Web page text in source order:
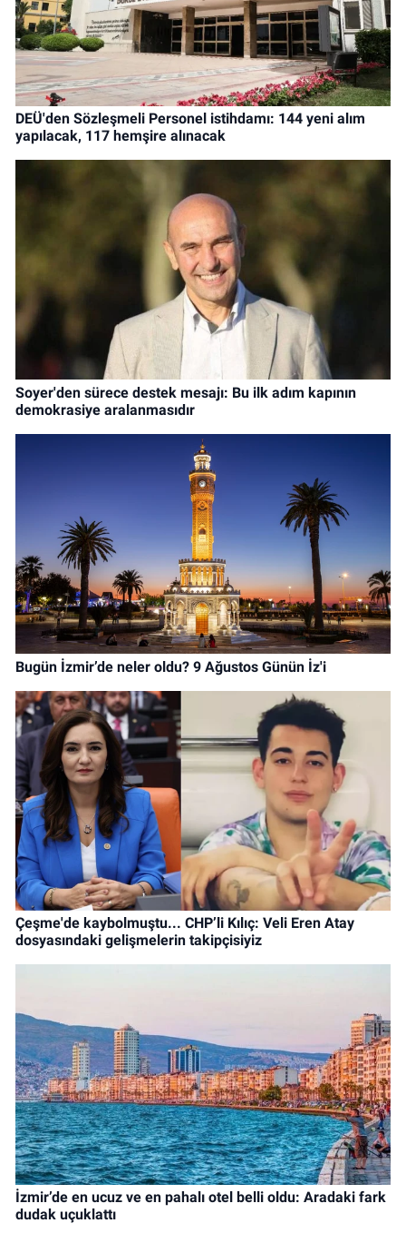
DEÜ'den Sözleşmeli Personel istihdamı: 144 yeni alım
yapılacak, 117 hemşire alınacak
Soyer'den sürece destek mesajı: Bu ilk adım kapının
demokrasiye aralanmasıdır
Bugün İzmir’de neler oldu? 9 Ağustos Günün İz'i
Çeşme'de kaybolmuştu... CHP’li Kılıç: Veli Eren Atay
dosyasındaki gelişmelerin takipçisiyiz
İzmir’de en ucuz ve en pahalı otel belli oldu: Aradaki fark
dudak uçuklattı